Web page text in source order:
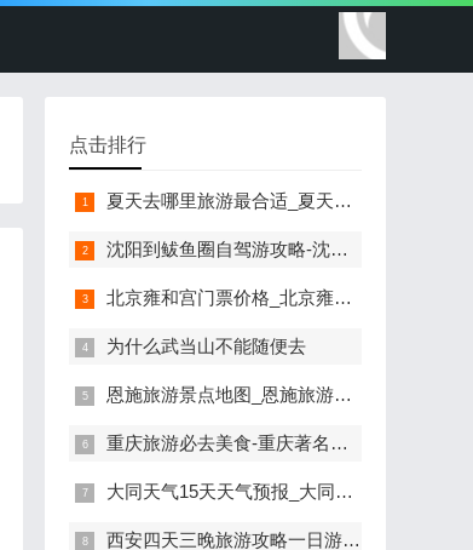
点击排行
夏天去哪里旅游最合适_夏天去哪个地方旅游好
沈阳到鲅鱼圈自驾游攻略-沈阳到鲅鱼圈多少公里公路
北京雍和宫门票价格_北京雍和宫门票价格-70岁以上老年人是否
为什么武当山不能随便去
恩施旅游景点地图_恩施旅游景点地图高清版
重庆旅游必去美食-重庆著名景点和美食
大同天气15天天气预报_大同天气预报 15天
西安四天三晚旅游攻略一日游_西安四天三晚旅游攻略一日游路线_1